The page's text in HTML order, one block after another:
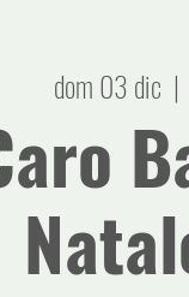
dom 03 dic
  |